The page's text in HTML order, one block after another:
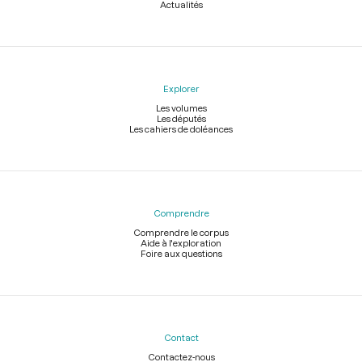
Actualités
Explorer
Les volumes
Les députés
Les cahiers de doléances
Comprendre
Comprendre le corpus
Aide à l'exploration
Foire aux questions
Contact
Contactez-nous